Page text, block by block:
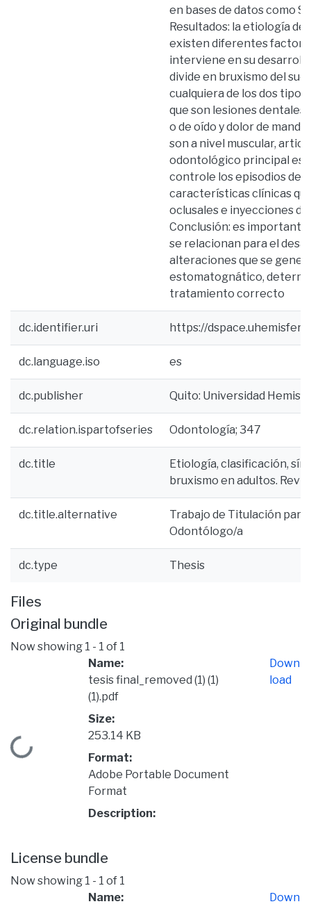
en bases de datos como
Resultados: la etiología
existen diferentes
interviene en su
divide en bruxismo del
cualquiera de los dos
que son lesiones dentales
o de oído y dolor de
son a nivel muscular,
odontológico principal es
controle los episodios de
características clínicas
oclusales e inyecciones
Conclusión: es
se relacionan para el
alteraciones que se
estomatognático,
tratamiento correcto
dc.identifier.uri https://
dc.language.iso es
dc.publisher Quito: Universidad
dc.relation.ispartofseries Odontología; 347
dc.title
Etiología, clasificación,
bruxismo en adultos.
dc.title.alternative
Trabajo de Titulación
Odontólogo/a
dc.type Thesis
Files
Original bundle
Now showing 1 - 1 of 1
Loading...
Name:
tesis final_removed (1) (1)
(1).pdf
Size:
253.14 KB
Format:
Adobe Portable Document
Format
Description:
Down
load
License bundle
Now showing 1 - 1 of 1
Name:
Down